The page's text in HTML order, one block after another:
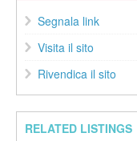
Segnala link
Visita il sito
Rivendica il sito
RELATED LISTINGS